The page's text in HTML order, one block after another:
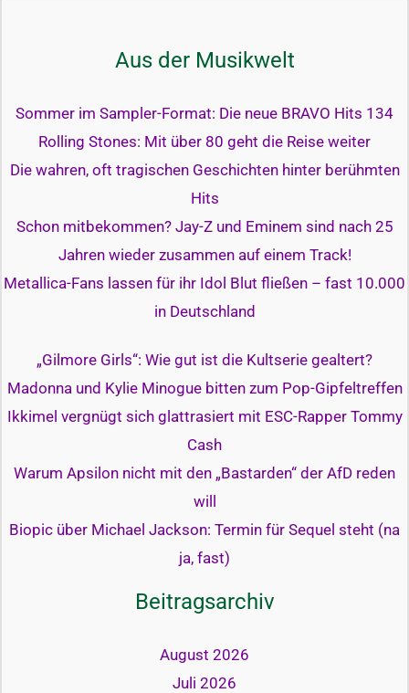
Aus der Musikwelt
Sommer im Sampler-Format: Die neue BRAVO Hits 134
Rolling Stones: Mit über 80 geht die Reise weiter
Die wahren, oft tragischen Geschichten hinter berühmten
Hits
Schon mitbekommen? Jay-Z und Eminem sind nach 25
Jahren wieder zusammen auf einem Track!
Metallica-Fans lassen für ihr Idol Blut fließen – fast 10.000
in Deutschland
„Gilmore Girls“: Wie gut ist die Kultserie gealtert?
Madonna und Kylie Minogue bitten zum Pop-Gipfeltreffen
Ikkimel vergnügt sich glattrasiert mit ESC-Rapper Tommy
Cash
Warum Apsilon nicht mit den „Bastarden“ der AfD reden
will
Biopic über Michael Jackson: Termin für Sequel steht (na
ja, fast)
Beitragsarchiv
August 2026
Juli 2026